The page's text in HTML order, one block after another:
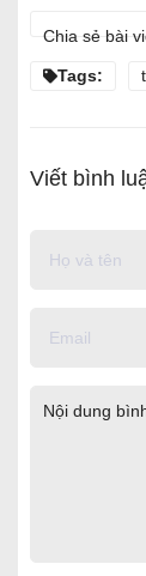
Chia sẻ bài
Tags:
Viết bình